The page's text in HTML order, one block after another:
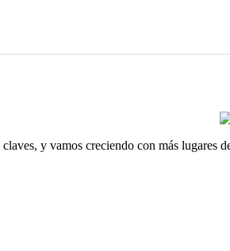
y vamos creciendo con más lugares